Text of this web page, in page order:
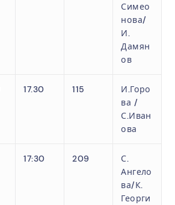
Симео
нова/
И.
Дамян
ов
17.30 115
И.Горо
ва /
С.Иван
ова
17:30 209
С.
Ангело
ва/К.
Георги